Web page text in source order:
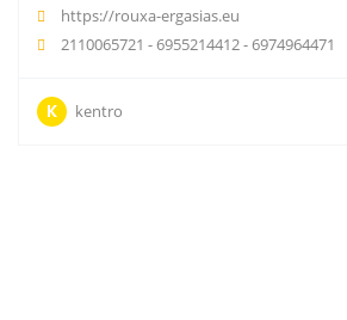
https://rouxa-ergasias.eu
2110065721 - 6955214412 - 6974964471
K kentro